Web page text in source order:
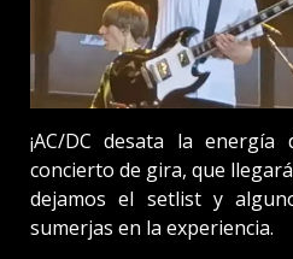
¡AC/DC desata la
concierto de gira, que
dejamos el setlist y
sumerjas en la experiencia.